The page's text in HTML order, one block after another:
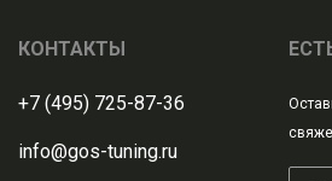
КОНТАКТЫ
+7 (495) 725-87-36
info@gos-tuning.ru